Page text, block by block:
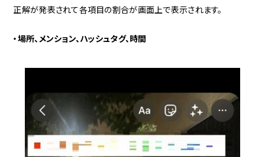
正解が発表されて各項目の割合が画面上で表示されます。
・場所、メンション、ハッシュタグ、時間